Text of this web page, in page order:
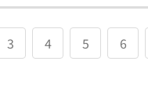
3 4 5 6